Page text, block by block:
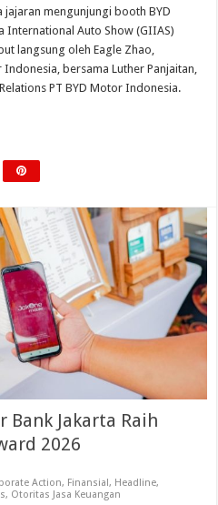
jajaran mengunjungi booth BYD
International Auto Show (GIIAS)
langsung oleh Eagle Zhao,
bersama Luther Panjaitan,
PT BYD Motor Indonesia.
Bank Jakarta Raih
2026
Action, Finansial, Headline,
, Otoritas Jasa Keuangan